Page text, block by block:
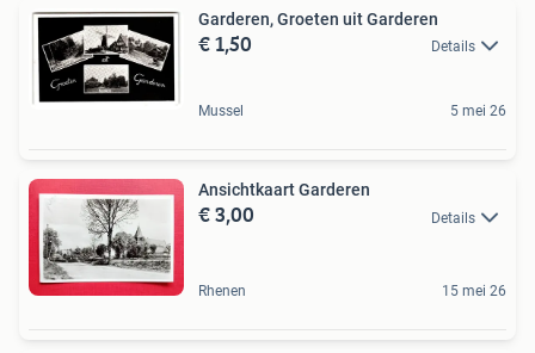
Garderen, Groeten uit Garderen
€ 1,50 Details
Mussel 5 mei 26
Ansichtkaart Garderen
€ 3,00 Details
Rhenen 15 mei 26